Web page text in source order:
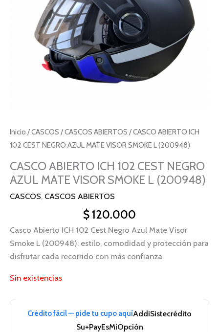
Inicio /CASCOS /CASCOS ABIERTOS / CASCO ABIERTO ICH
102 CEST NEGRO AZUL MATE VISOR SMOKE L (200948)
CASCO ABIERTO ICH 102 CEST NEGRO
AZUL MATE VISOR SMOKE L (200948)
CASCOS, CASCOS ABIERTOS
$120.000
Casco Abierto ICH 102 Cest Negro Azul Mate Visor
Smoke L (200948): estilo, comodidad y protección para
disfrutar cada recorrido con más confianza.
Sin existencias
Crédito fácil — pide tu cupo aquíAddiSistecrédito
Su+PayEsMiOpción